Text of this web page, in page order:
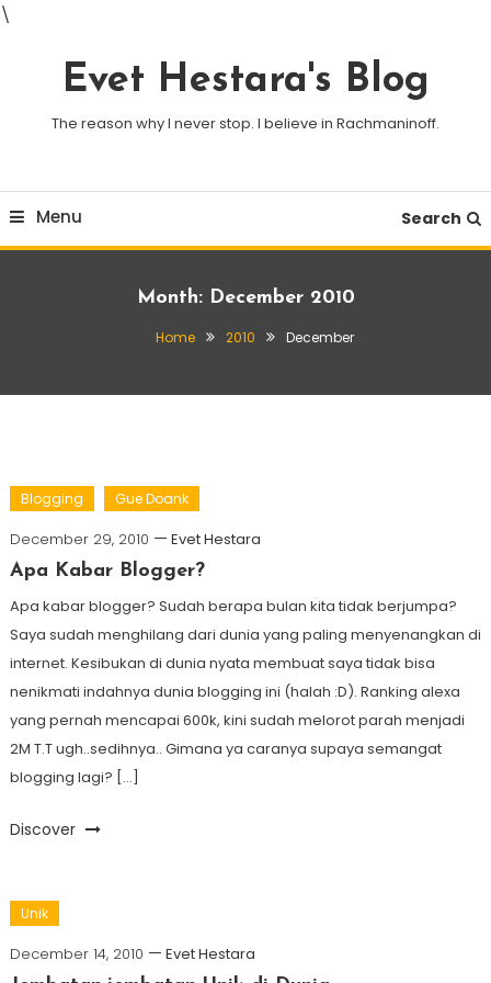
\
Evet Hestara's Blog
The reason why I never stop. I believe in Rachmaninoff.
Menu Search
Month: December 2010
Home 2010 December
Blogging Gue Doank
December 29, 2010
Evet Hestara
Apa Kabar Blogger?
Apa kabar blogger? Sudah berapa bulan kita tidak berjumpa?
Saya sudah menghilang dari dunia yang paling menyenangkan di
internet. Kesibukan di dunia nyata membuat saya tidak bisa
nenikmati indahnya dunia blogging ini (halah :D). Ranking alexa
yang pernah mencapai 600k, kini sudah melorot parah menjadi
2M T.T ugh..sedihnya.. Gimana ya caranya supaya semangat
blogging lagi? […]
Discover
Unik
December 14, 2010
Evet Hestara